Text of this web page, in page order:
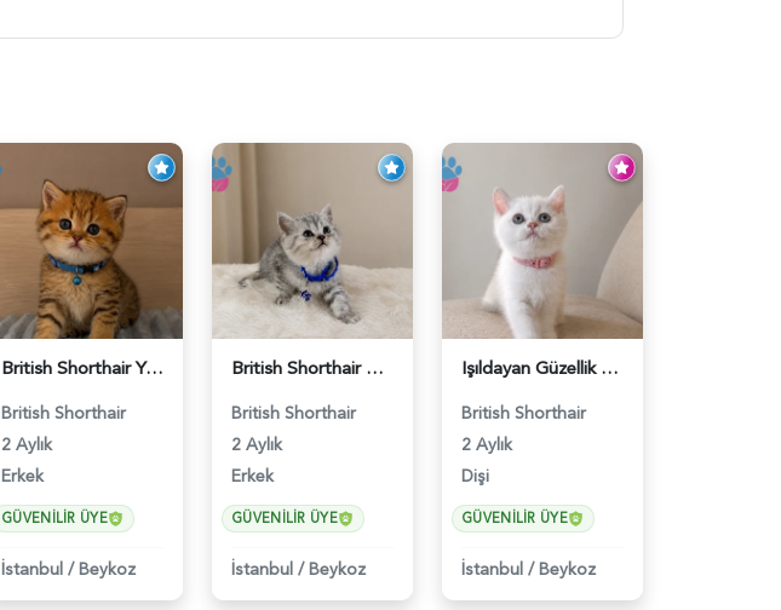
British Shorthair Yakışıklı Bey Golden Tabby Erkek - 5559
British Shorthair
2 Aylık
Erkek
GÜVENILIR ÜYE
İstanbul /Beykoz
British Shorthair Silver Tabby Erkek Top Kafa Yavrumuz - 5564
British Shorthair
2 Aylık
Erkek
GÜVENILIR ÜYE
İstanbul /Beykoz
Işıldayan Güzellik British Shorthair Kızımız - 5568
British Shorthair
2 Aylık
Dişi
GÜVENILIR ÜYE
İstanbul /Beykoz